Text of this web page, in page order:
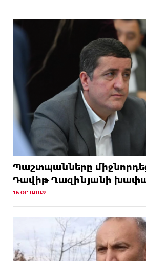
Պաշտպանները
Դավիթ Ղազինյանի
16 ՕՐ ԱՌԱՋ